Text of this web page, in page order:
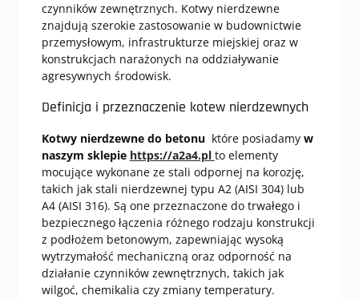
czynników zewnętrznych. Kotwy nierdzewne
znajdują szerokie zastosowanie w budownictwie
przemysłowym, infrastrukturze miejskiej oraz w
konstrukcjach narażonych na oddziaływanie
agresywnych środowisk.
Definicja i przeznaczenie kotew nierdzewnych
Kotwy nierdzewne do betonuktóre posiadamy w
naszym sklepie https://a2a4.pl to elementy
mocujące wykonane ze stali odpornej na korozję,
takich jak stali nierdzewnej typu A2 (AISI 304) lub
A4 (AISI 316). Są one przeznaczone do trwałego i
bezpiecznego łączenia różnego rodzaju konstrukcji
z podłożem betonowym, zapewniając wysoką
wytrzymałość mechaniczną oraz odporność na
działanie czynników zewnętrznych, takich jak
wilgoć, chemikalia czy zmiany temperatury.